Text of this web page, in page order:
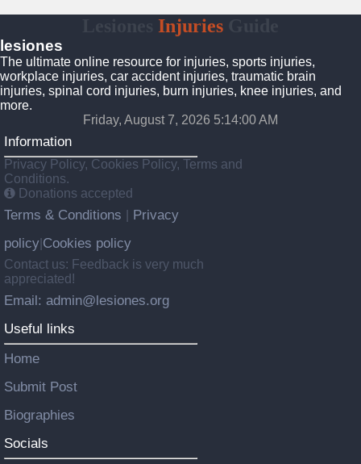
Injuries
lesiones
The ultimate online resource for injuries, sports injuries,
workplace injuries, car accident injuries, traumatic brain
injuries, spinal cord injuries, burn injuries, knee injuries, and
more.
Friday, August 7, 2026 5:14:01 AM
Information
Privacy Policy, Cookies Policy, Terms and
Conditions.
Donations accepted
Terms & Conditions
Privacy
policy Cookies policy
Contact us: Feedback is very much
appreciated!
Email: admin@lesiones.org
Useful links
Home
Submit Post
Biographies
Socials